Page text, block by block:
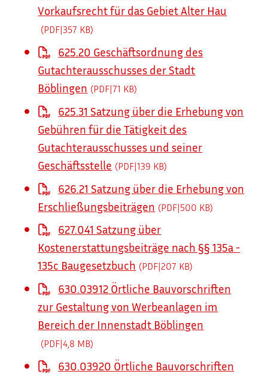
Vorkaufsrecht für das Gebiet Alter Hau
(PDF|357 KB)
625.20 Geschäftsordnung des
Gutachterausschusses der Stadt
Böblingen (PDF|71 KB)
625.31 Satzung über die Erhebung von
Gebühren für die Tätigkeit des
Gutachterausschusses und seiner
Geschäftsstelle (PDF|139 KB)
626.21 Satzung über die Erhebung von
Erschließungsbeiträgen (PDF|500 KB)
627.041 Satzung über
Kostenerstattungsbeiträge nach §§ 135a -
135c Baugesetzbuch (PDF|207 KB)
630.03912 Örtliche Bauvorschriften
zur Gestaltung von Werbeanlagen im
Bereich der Innenstadt Böblingen
(PDF|4,8 MB)
630.03920 Örtliche Bauvorschriften